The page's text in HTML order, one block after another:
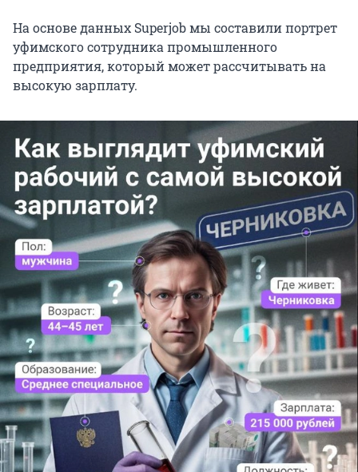
На основе данных Superjob мы составили портрет
уфимского сотрудника промышленного
предприятия, который может рассчитывать на
высокую зарплату.